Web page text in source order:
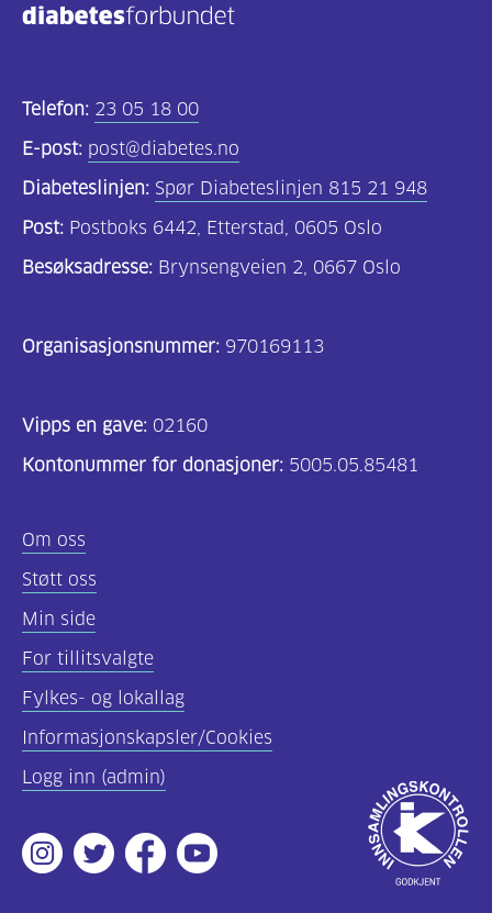
og
Om
(195)
helsepersonell
(157)
innhold
(59)
Diabetes
type
1
(43)
Diabetes
2
Telefon: 23 05 18 00
E-post: post@diabetes.no
Diabeteslinjen: Spør Diabeteslinjen 815 21 948
Post: Postboks 6442, Etterstad, 0605 Oslo
Besøksadresse: Brynsengveien 2, 0667 Oslo
Organisasjonsnummer: 970169113
Vipps en gave: 02160
Kontonummer for donasjoner: 5005.05.85481
Om oss
Støtt oss
Min side
For tillitsvalgte
Fylkes- og lokallag
Informasjonskapsler/Cookies
Logg inn (admin)
Instagram
TwitterFacebookYoutube
Godkjent
av